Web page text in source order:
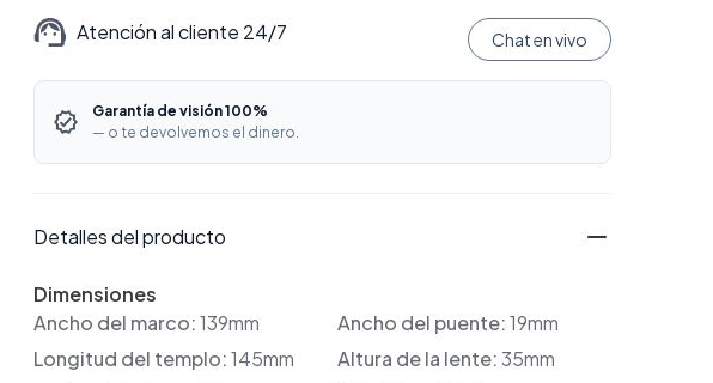
Atención al cliente 24/7 Chat en vivo
Garantía de visión 100%
— o te devolvemos el dinero.
Detalles del producto
Dimensiones
Ancho del marco:139mm Ancho del puente:19mm
Longitud del templo:145mm Altura de la lente:35mm